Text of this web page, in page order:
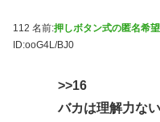
112 名前:押しボタン式の匿名希
ID:ooG4L/BJ0
>>16
バカは理解力ない